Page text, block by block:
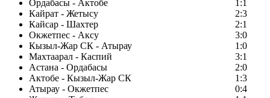
Ордабасы - Актобе
1:1
Кайрат - Жетысу
2:3
Кайсар - Шахтер
2:1
Окжетпес - Аксу
3:0
Кызыл-Жар СК - Атырау
1:0
Махтаарал - Каспий
3:1
Астана - Ордабасы
2:0
Актобе - Кызыл-Жар СК
1:3
Атырау - Окжетпес
0:4